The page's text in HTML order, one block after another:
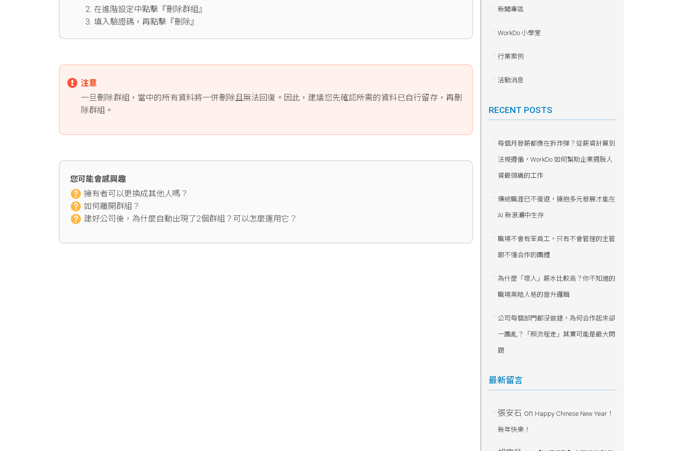
在進階設定中點擊『刪除群組』
填入驗證碼，再點擊『刪除』
注意
一旦刪除群組，當中的所有資料將一併刪除且無法回復。因此，建議您先確認所需的資料已自行留存，再刪
除群組。
您可能會感興趣
擁有者可以更換成其他人嗎？
如何離開群組？
建好公司後，為什麼自動出現了2個群組？可以怎麼運用它？
新聞專區
WorkDo 小學堂
行業案例
活動消息
RECENT POSTS
每個月發薪都像在拆炸彈？從薪資計算到
法規遵循，WorkDo 如何幫助企業擺脫人
資最頭痛的工作
傳統職涯已不復返，擁抱多元發展才能在
AI 新浪潮中生存
職場不會有笨員工，只有不會管理的主管
跟不懂合作的團體
為什麼「壞人」薪水比較高？你不知道的
職場黑暗人格的晉升邏輯
公司每個部門都沒做錯，為何合作起來卻
一團亂？「照流程走」其實可能是最大問
題
最新留言
張安石 on Happy Chinese New Year！
新年快樂！